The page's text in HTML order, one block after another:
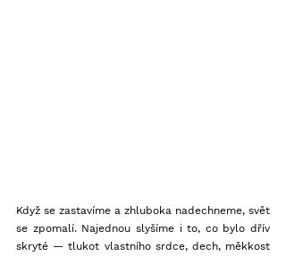
Když se zastavíme a zhluboka nadechneme, svět
se zpomalí. Najednou slyšíme i to, co bylo dřív
skryté — tlukot vlastního srdce, dech, měkkost